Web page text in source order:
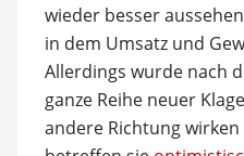
wieder besser
in dem Umsatz und
Allerdings wurde nach
ganze Reihe neuer
andere Richtung